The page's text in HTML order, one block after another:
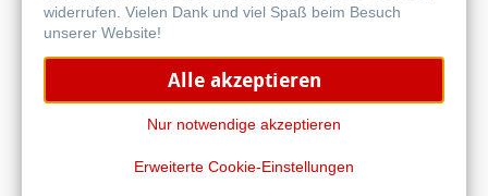
Mediapkg
iPF Pro-4600
iPF Pro-6600
widerrufen. Vielen Dank und viel Spaß beim Besuch
unserer Website!
Alle akzeptieren
Nur notwendige akzeptieren
Erweiterte Cookie-Einstellungen